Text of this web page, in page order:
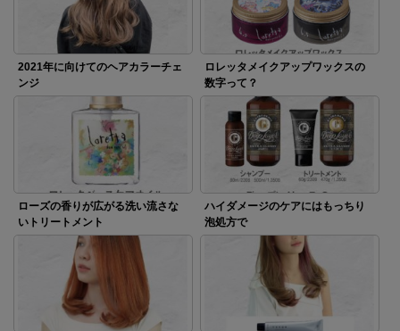
2021年に向けてのヘアカラーチェ
ンジ
ロレッタメイクアップワックスの
数字って？
ローズの香りが広がる洗い流さな
いトリートメント
ハイダメージのケアにはもっちり
泡処方で